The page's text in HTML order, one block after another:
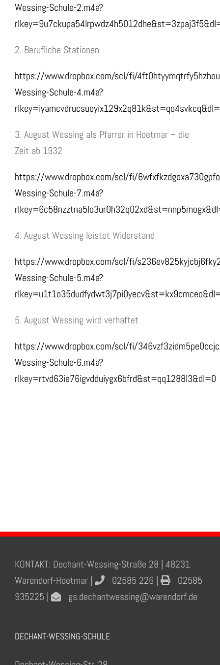
Wessing-Schule-2.m4a?
2. Berufliche Stationen
https://www.dropbox.com/scl/fi/
Wessing-Schule-4.m4a?
3. August Wessing als Pfarrer in Hoetmar – die
Zeit ab 1932
https://www.dropbox.com/scl/fi/
Wessing-Schule-7.m4a?
4. August Wessing leistet Widerstand
https://www.dropbox.com/scl/fi/
Wessing-Schule-5.m4a?
5. August Wessing wird verhaftet
https://www.dropbox.com/scl/fi/
Wessing-Schule-6.m4a?
rlkey=rtvd63ie76igvdduiygx6bfrd&st=qq1288l3&dl=0
KONTAKT: Dechant-Wessing-Straße 28 | 48231
Warendorf-Hoetmar |
02585 226 |
02585
935225 |
gs.dechantwessing@warendorf.de
DECHANT-WESSING-SCHULE